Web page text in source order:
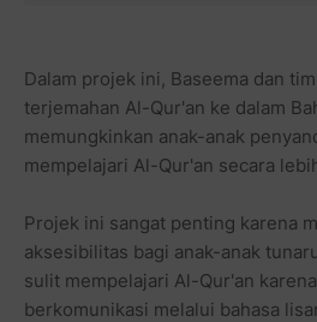
Dalam projek ini, Baseema dan
terjemahan Al-Qur'an ke dalam
memungkinkan anak-anak
mempelajari Al-Qur'an secara
Projek ini sangat penting karena
aksesibilitas bagi anak-anak
sulit mempelajari Al-Qur'an
berkomunikasi melalui bahasa